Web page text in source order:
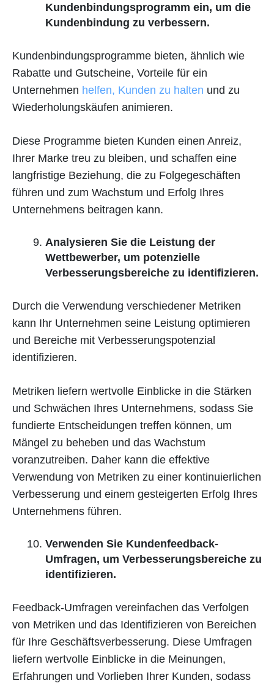
Kundenbindungsprogramm ein, um die
Kundenbindung zu verbessern.
Kundenbindungsprogramme bieten, ähnlich wie
Rabatte und Gutscheine, Vorteile für ein
Unternehmen helfen, Kunden zu halten und zu
Wiederholungskäufen animieren.
Diese Programme bieten Kunden einen Anreiz,
Ihrer Marke treu zu bleiben, und schaffen eine
langfristige Beziehung, die zu Folgegeschäften
führen und zum Wachstum und Erfolg Ihres
Unternehmens beitragen kann.
Analysieren Sie die Leistung der
Wettbewerber, um potenzielle
Verbesserungsbereiche zu identifizieren.
Durch die Verwendung verschiedener Metriken
kann Ihr Unternehmen seine Leistung optimieren
und Bereiche mit Verbesserungspotenzial
identifizieren.
Metriken liefern wertvolle Einblicke in die Stärken
und Schwächen Ihres Unternehmens, sodass Sie
fundierte Entscheidungen treffen können, um
Mängel zu beheben und das Wachstum
voranzutreiben. Daher kann die effektive
Verwendung von Metriken zu einer kontinuierlichen
Verbesserung und einem gesteigerten Erfolg Ihres
Unternehmens führen.
Verwenden Sie Kundenfeedback-
Umfragen, um Verbesserungsbereiche zu
identifizieren.
Feedback-Umfragen vereinfachen das Verfolgen
von Metriken und das Identifizieren von Bereichen
für Ihre Geschäftsverbesserung. Diese Umfragen
liefern wertvolle Einblicke in die Meinungen,
Erfahrungen und Vorlieben Ihrer Kunden, sodass